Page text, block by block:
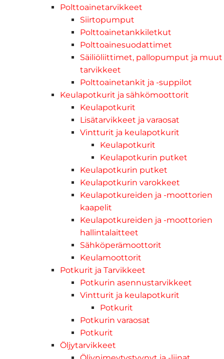
Polttoainetarvikkeet
Siirtopumput
Polttoainetankkiletkut
Polttoainesuodattimet
Säiliöliittimet, pallopumput ja muut
tarvikkeet
Polttoainetankit ja -suppilot
Keulapotkurit ja sähkömoottorit
Keulapotkurit
Lisätarvikkeet ja varaosat
Vintturit ja keulapotkurit
Keulapotkurit
Keulapotkurin putket
Keulapotkurin putket
Keulapotkurin varokkeet
Keulapotkureiden ja -moottorien
kaapelit
Keulapotkureiden ja -moottorien
hallintalaitteet
Sähköperämoottorit
Keulamoottorit
Potkurit ja Tarvikkeet
Potkurin asennustarvikkeet
Vintturit ja keulapotkurit
Potkurit
Potkurin varaosat
Potkurit
Öljytarvikkeet